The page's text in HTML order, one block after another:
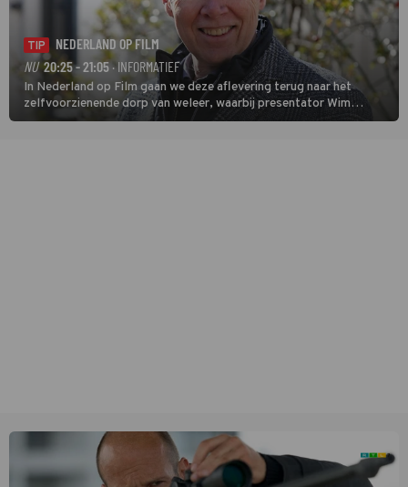
TIP
NEDERLAND OP FILM
NU 20:25 - 21:05· INFORMATIEF
In Nederland op Film gaan we deze aflevering terug naar het
zelfvoorzienende dorp van weleer, waarbij presentator Wim
Daniëls de kijkers meeneemt op reis door de tijd aan de hand van